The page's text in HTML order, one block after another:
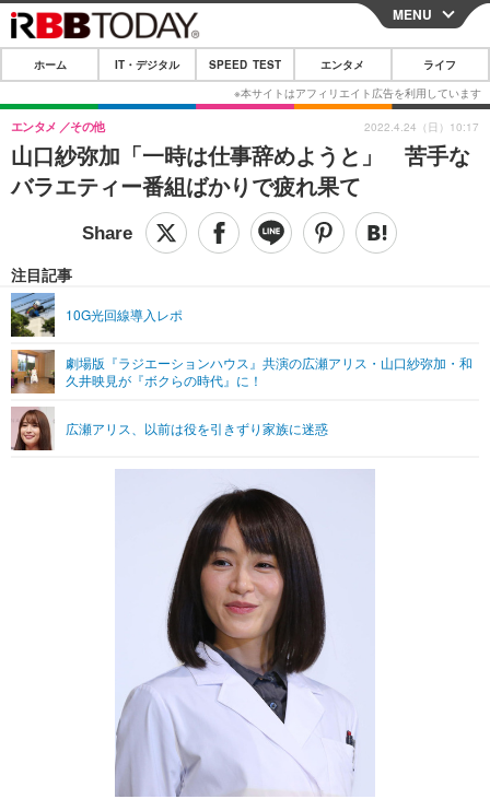
CLOSE
ホーム
IT・デジタル
IT・デジタルTOP スマートフォン
ショッピング その他
SPEED TEST
エンタメTOP 映画・ドラマ
グラビア
ショッピング
ライフTOP
その他
リリース一覧
プッシュ通知の停止方法
MENU
ホーム IT・デジタル SPEED TEST エンタメ ライフ
山口紗弥加「一時は仕事辞めようと」 苦手な
バラエティー番組ばかりで疲れ果て
エンタメ その他
注目記事
10G光回線導入レポ
劇場版『ラジエーションハウス』共演の広瀬アリス・山口紗弥加・和
久井映見が『ボクらの時代』に！
広瀬アリス、以前は役を引きずり家族に迷惑
2022.4.24（日）10:17